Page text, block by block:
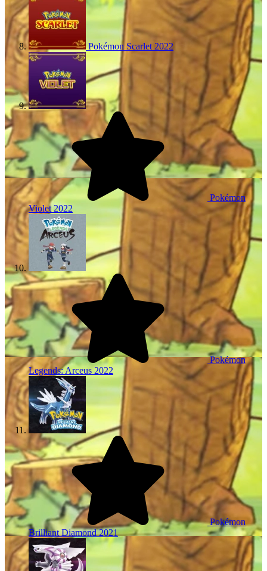
Pokémon Scarlet 2022
Pokémon
Violet2022
Pokémon
Legends: Arceus 2022
Pokémon
Brilliant Diamond2021